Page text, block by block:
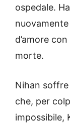
ospedale.
d’amore
morte.
Nihan
che, per
impossibile,